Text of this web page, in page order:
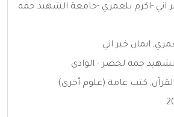
اني -اكرم بلعمري -جامعة الشهيد حمه
, ايمان خير اني
حمه لخضر - الوادي
, كتب عامة (علوم أخرى)